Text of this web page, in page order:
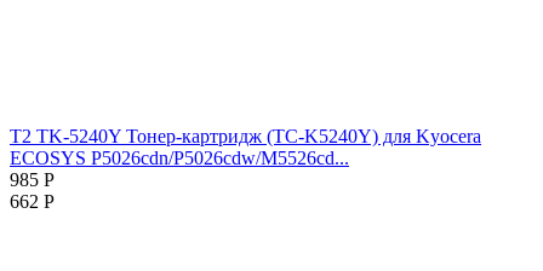
T2 TK-5240Y Тонер-картридж (TC-K5240Y) для Kyocera
ECOSYS P5026cdn/P5026cdw/M5526cd...
985 Р
662 Р